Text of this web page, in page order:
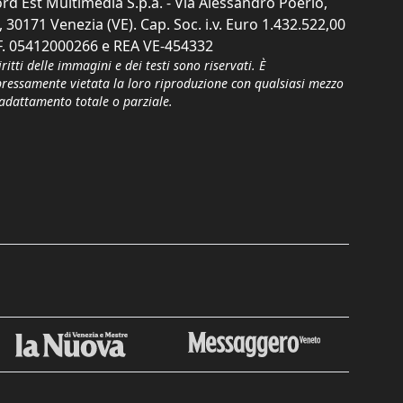
30171 Venezia (VE). Cap. Soc. i.v. Euro 1.432.522,00
05412000266 e REA VE-454332
delle immagini e dei testi sono riservati. È
vietata la loro riproduzione con qualsiasi mezzo
totale o parziale.